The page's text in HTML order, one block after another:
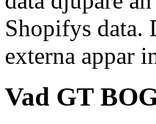
Shopifys data.
externa appar
Vad GT